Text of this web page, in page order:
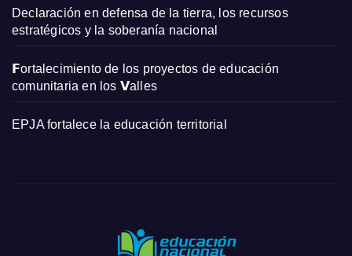
Declaración en defensa de la tierra, los recursos
estratégicos y la soberanía nacional
𝗙ortalecimiento de los proyectos de educación
comunitaria en los 𝗩alles
EPJA fortalece la educación territorial